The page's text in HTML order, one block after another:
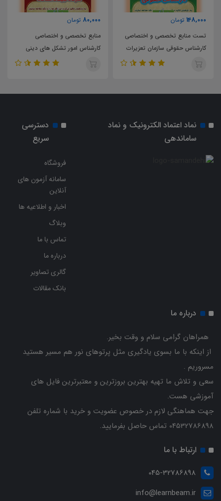
80,000
منابع تخصصی و اختصاصی
کارشناس امور تشکل های دینی
سازمان تبلیغات اسلامی
194,000
تست منابع تخصصی و اختصاصی
کارشناس امور تشکل های دینی
سازمان تبلیغات اسلامی
نماد اعتماد الکترونیک و نماد
ساماندهی
دسترسی
سریع
فروشگاه
سامانه آزمون های
آنلاین
اخبار و اطلاعیه ها
وبلاگ
تماس با ما
درباره ما
گالری تصاویر
بانک مقالات
درباره ما
همراهان گرامی سلام و وقت بخیر.
از اینکه با ما بسوی یادگیری مثل پرتوهای نور هم مسیر هستید
مسروریم .
سعی و تلاش ما تهیه بهترین بروزترین و معتبرترین فایل های
آموزشی هست.
جهت هماهنگی لازم در خصوص عضویت و خرید با شماره تلفن
04532786898 تماس حاصل بفرمایید.
ارتباط با ما
045-32786898
info@learnbeam.ir